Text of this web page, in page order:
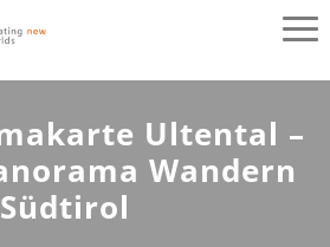
Österreich
Ultental –
Wandern
Südtirol